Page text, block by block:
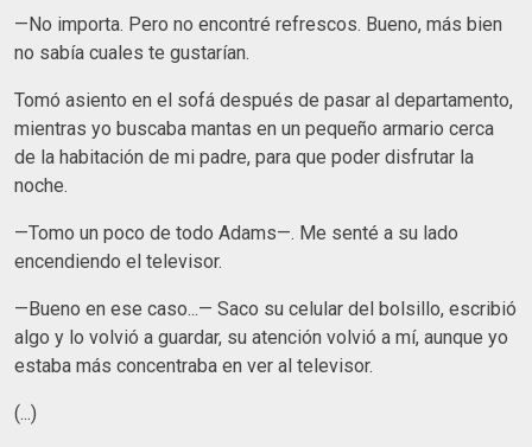
—No importa. Pero no encontré refrescos. Bueno, más bien
no sabía cuales te gustarían.
Tomó asiento en el sofá después de pasar al departamento,
mientras yo buscaba mantas en un pequeño armario cerca
de la habitación de mi padre, para que poder disfrutar la
noche.
—Tomo un poco de todo Adams—. Me senté a su lado
encendiendo el televisor.
—Bueno en ese caso...— Saco su celular del bolsillo, escribió
algo y lo volvió a guardar, su atención volvió a mí, aunque yo
estaba más concentraba en ver al televisor.
(...)